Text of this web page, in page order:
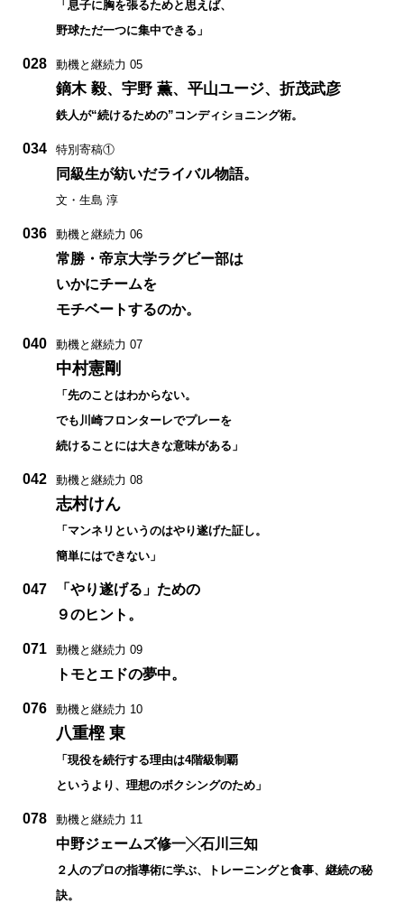
「息子に胸を張るためと思えば、
野球ただ一つに集中できる」
028 動機と継続力 05
鏑木 毅、宇野 薫、平山ユージ、折茂武彦
鉄人が“続けるための”コンディショニング術。
034 特別寄稿①
同級生が紡いだライバル物語。
文・生島 淳
036 動機と継続力 06
常勝・帝京大学ラグビー部は
いかにチームを
モチベートするのか。
040 動機と継続力 07
中村憲剛
「先のことはわからない。
でも川崎フロンターレでプレーを
続けることには大きな意味がある」
042 動機と継続力 08
志村けん
「マンネリというのはやり遂げた証し。
簡単にはできない」
047
「やり遂げる」ための
９のヒント。
071 動機と継続力 09
トモとエドの夢中。
076 動機と継続力 10
八重樫 東
「現役を続行する理由は4階級制覇
というより、理想のボクシングのため」
078 動機と継続力 11
中野ジェームズ修一╳石川三知
２人のプロの指導術に学ぶ、トレーニングと食事、継続の秘
訣。